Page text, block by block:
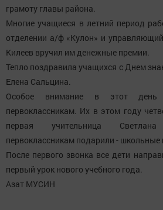
грамоту главы района.
Многие учащиеся в летний период
отделении а/ф «Кулон» и
Килеев вручил им денежные премии.
Тепло поздравила учащихся с Днем
Елена Сальцина.
Особое внимание в этот
первоклассникам. Их в этом году
первая учительница
первоклассникам подарили -
После первого звонка все дети
первый урок нового учебного года.
Азат МУСИН